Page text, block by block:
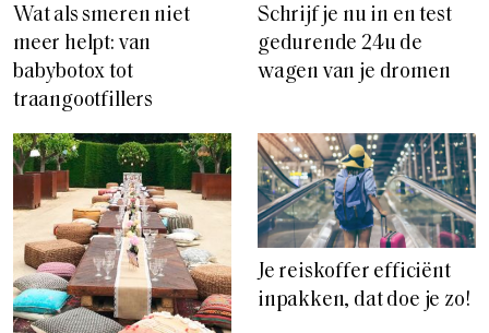
Wat als smeren niet
meer helpt: van
babybotox tot
traangootfillers
Schrijf je nu in en test
gedurende 24u de
wagen van je dromen
Je reiskoffer efficiënt
inpakken, dat doe je zo!